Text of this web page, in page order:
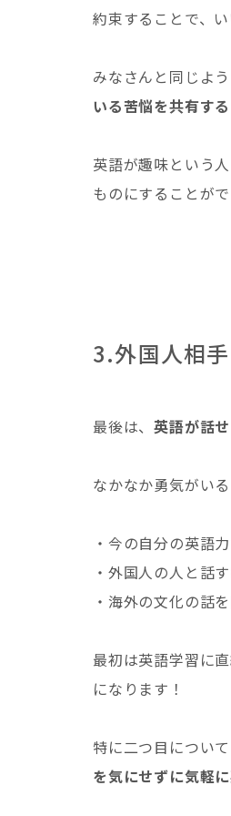
約束することで、
みなさんと同じよ
いる苦悩を共有す
英語が趣味という
ものにすることが
3.外国人相
最後は、英語が話
なかなか勇気がい
・今の自分の英語
・外国人の人と話
・海外の文化の話
最初は英語学習に
になります！
特に二つ目について
を気にせずに気軽